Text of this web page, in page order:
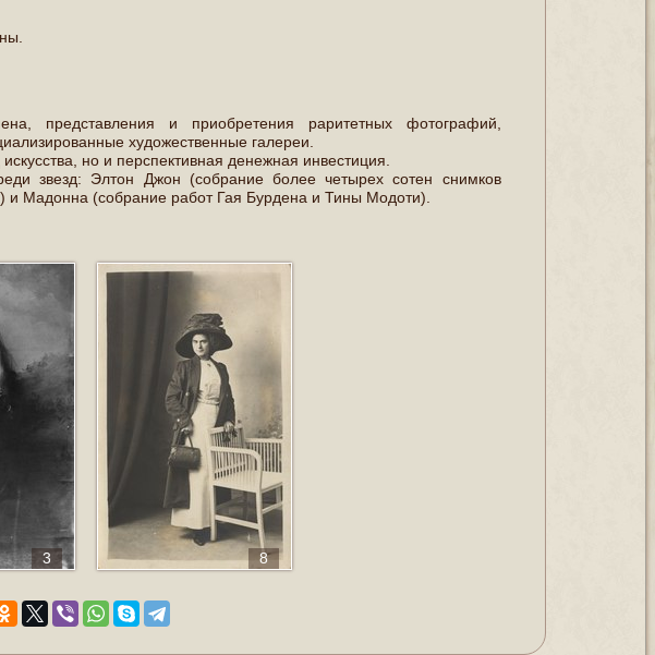
и приобретения раритетных фотографий,
художественные галереи.
но и перспективная денежная инвестиция.
звезд: Элтон Джон (собрание более четырех сотен снимков
Мадонна (собрание работ Гая Бурдена и Тины Модоти).
3 8